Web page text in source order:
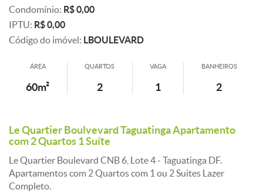
Condomínio: R$ 0,00
IPTU: R$ 0,00
Código do imóvel: LBOULEVARD
ÁREA
60m²
QUARTOS
2
VAGA
1
BANHEIROS
2
Le Quartier Boulvevard Taguatinga Apartamento
com 2 Quartos 1 Suíte
Le Quartier Boulevard CNB 6, Lote 4 - Taguatinga DF.
Apartamentos com 2 Quartos com 1 ou 2 Suites Lazer
Completo.